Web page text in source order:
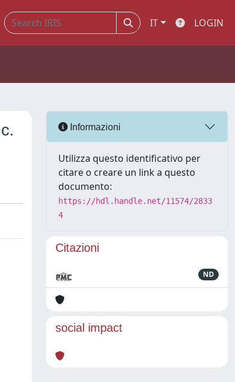
IT LOGIN
Informazioni
Utilizza questo identificativo per
citare o creare un link a questo
documento:
https://hdl.handle.net/11574/2833
4
Citazioni
ND
social impact